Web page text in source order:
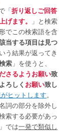
「 折り返しご回答
げます。
」と検索
でこの検索語を含
当する項目は見つ
う結果が返ってき
索 」を使うと、
さるようお願い致
ろしく お願い致し
ヒットします。
詞の部分を除外し
索する必要があっ
」では一発で類似し